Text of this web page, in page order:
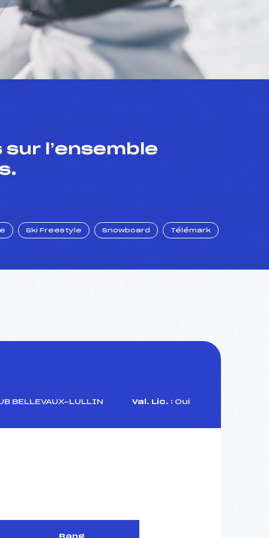
l’ensemble
Ski Freestyle Snowboard Télémark
BELLEVAUX-LULLIN Val. Lic. : Oui
Rang